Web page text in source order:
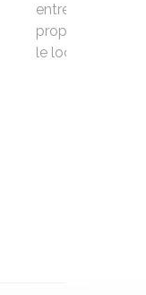
entre le
propriétaire et
le locataire